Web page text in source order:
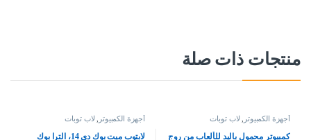
منتجات ذات صلة
أجهزة الكمبيوتر لاب توبات
كمبيوتر محمول باليد للألعاب من روج
أجهزة الكمبيوتر لاب توبات
لابتوب ميت بوك دي 14، الترا بوك